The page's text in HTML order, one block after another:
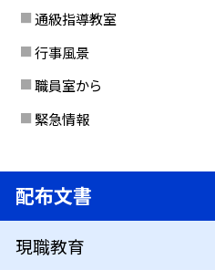
通級指導教室
行事風景
職員室から
緊急情報
配布文書
現職教育